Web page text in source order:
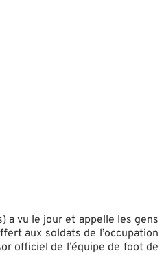
a vu le jour et appelle les gens
aux soldats de l’occupation
officiel de l’équipe de foot de